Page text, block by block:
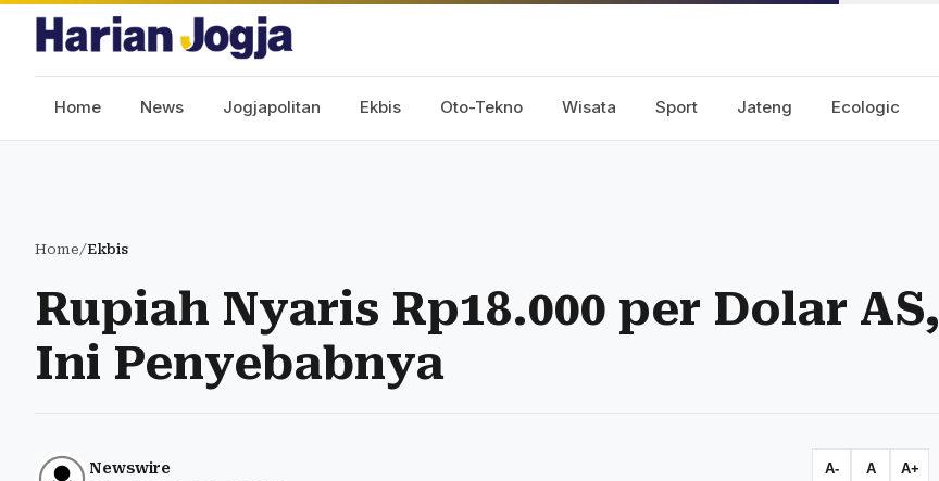
Home News Jogjapolitan Ekbis Oto-Tekno Wisata Sport Jateng Ecologic
Home/Ekbis
Rupiah Nyaris Rp18.000 per Dolar AS,
Ini Penyebabnya
Newswire A- A A+